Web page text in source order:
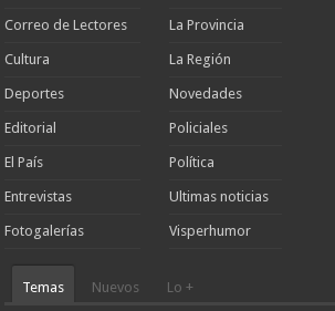
Correo de Lectores
Cultura
Deportes
Editorial
El País
Entrevistas
Fotogalerías
La Provincia
La Región
Novedades
Policiales
Política
Ultimas noticias
Visperhumor
Temas Nuevos Lo +